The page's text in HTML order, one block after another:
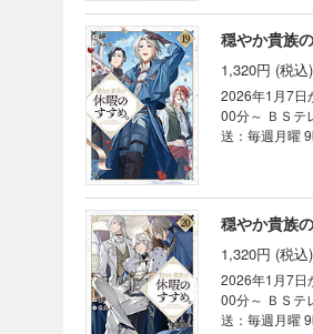
普通に起きてる」
賊船”を攻略後
授に会いに行
のため、サル
様々な目的が
穏やか貴族
1,320円 (税込)
2026年1月7日
00分～ ＢＳテレ東 １月8日から毎週木曜 深夜24時30分～ AT-X 1月8日から毎週木曜 21時30分～ （リピート放
送：毎週月曜 9
録 【あらすじ】 湖上の国サルスに引き続き滞在中のリゼルたちは、迷宮“聖なる巨獣たちの国”攻略へ向かう。 そこ
に待ち受けて
ヒスイが直接
ゼルの行く先
穏やか貴族
1,320円 (税込)
2026年1月7日
00分～ ＢＳテレ東 １月8日から毎週木曜 深夜24時30分～ AT-X 1月8日から毎週木曜 21時30分～ （リピート放
送：毎週月曜 9